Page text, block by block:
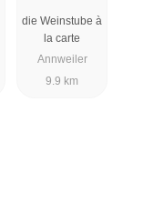
die Weinstube à
la carte
Annweiler
9.9 km